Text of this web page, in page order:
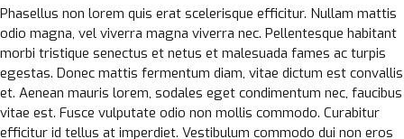
Phasellus non lorem quis erat scelerisque efficitur. Nullam mattis
odio magna, vel viverra magna viverra nec. Pellentesque habitant
morbi tristique senectus et netus et malesuada fames ac turpis
egestas. Donec mattis fermentum diam, vitae dictum est convallis
et. Aenean mauris lorem, sodales eget condimentum nec, faucibus
vitae est. Fusce vulputate odio non mollis commodo. Curabitur
efficitur id tellus at imperdiet. Vestibulum commodo dui non eros